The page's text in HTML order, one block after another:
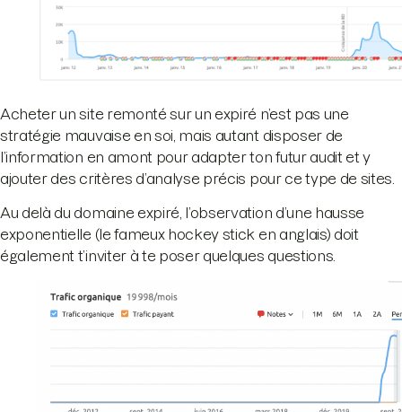
Acheter un site remonté sur un expiré n’est pas une
stratégie mauvaise en soi, mais autant disposer de
l’information en amont pour adapter ton futur audit et y
ajouter des critères d’analyse précis pour ce type de sites.
Au delà du domaine expiré, l’observation d’une hausse
exponentielle (le fameux hockey stick en anglais) doit
également t’inviter à te poser quelques questions.